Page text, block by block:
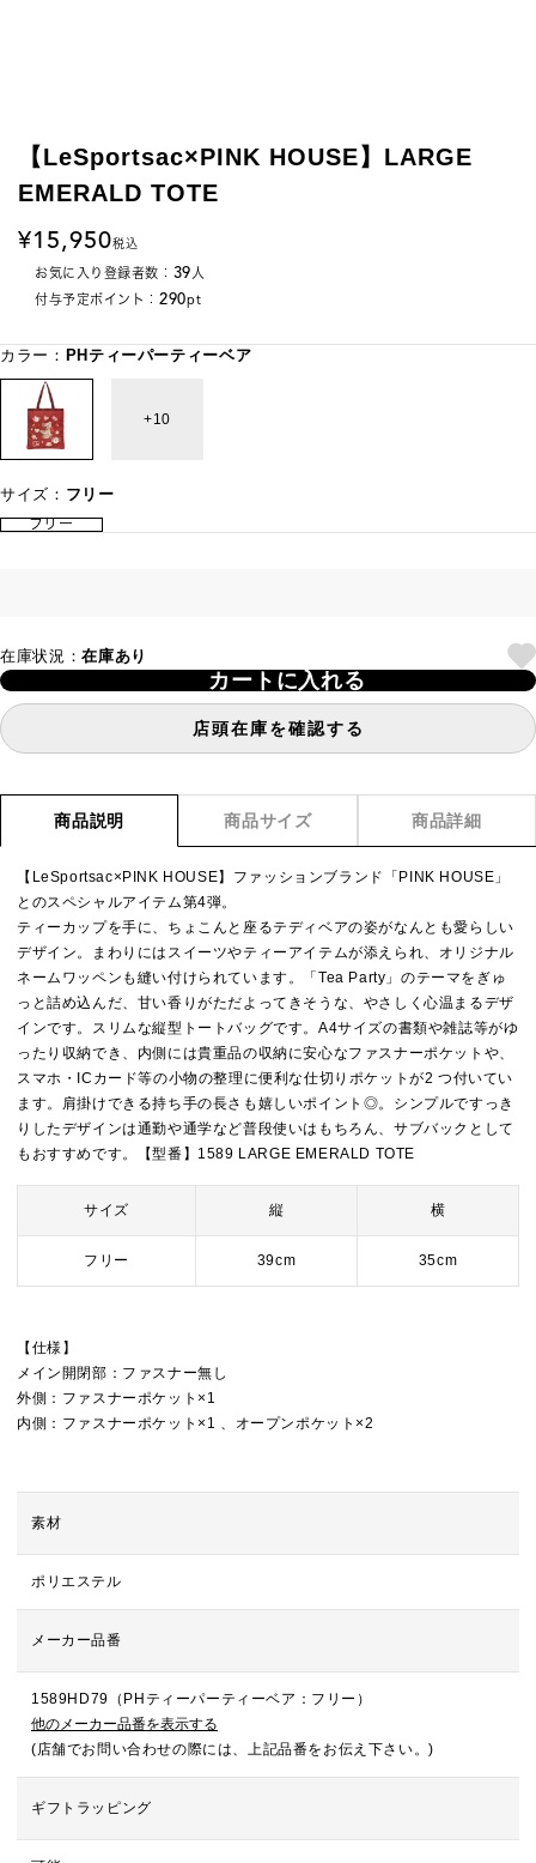
【LeSportsac×PINK HOUSE】LARGE
EMERALD TOTE
15,950税込
お気に入り登録者数： 39人
付与予定ポイント： 290pt
カラー： PHティーパーティーベア
10
サイズ： フリー
フリー
在庫状況：在庫あり
カートに入れる
店頭在庫を確認する
商品説明 商品サイズ 商品詳細
【LeSportsac×PINK HOUSE】ファッションブランド「PINK HOUSE」
とのスペシャルアイテム第4弾。
ティーカップを手に、ちょこんと座るテディベアの姿がなんとも愛らしい
デザイン。まわりにはスイーツやティーアイテムが添えられ、オリジナル
ネームワッペンも縫い付けられています。「Tea Party」のテーマをぎゅ
っと詰め込んだ、甘い香りがただよってきそうな、やさしく心温まるデザ
インです。スリムな縦型トートバッグです。A4サイズの書類や雑誌等がゆ
ったり収納でき、内側には貴重品の収納に安心なファスナーポケットや、
スマホ・ICカード等の小物の整理に便利な仕切りポケットが2 つ付いてい
ます。肩掛けできる持ち手の長さも嬉しいポイント◎。シンプルですっき
りしたデザインは通勤や通学など普段使いはもちろん、サブバックとして
もおすすめです。【型番】1589 LARGE EMERALD TOTE
サイズ 縦 横
フリー 39cm 35cm
【仕様】
メイン開閉部：ファスナー無し
外側：ファスナーポケット×1
内側：ファスナーポケット×1 、オープンポケット×2
素材
ポリエステル
メーカー品番
1589HD79（PHティーパーティーベア：フリー）
他のメーカー品番を表示する
(店舗でお問い合わせの際には、上記品番をお伝え下さい。)
ギフトラッピング